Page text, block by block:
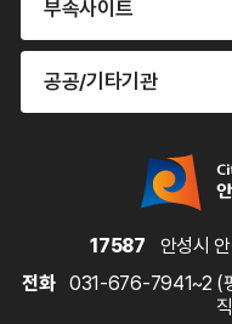
부속사이트
공공/기타기관
17587
안성시
전화 031-676-7941~2 (